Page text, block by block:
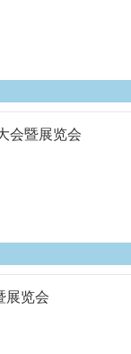
会暨展览会
展览会